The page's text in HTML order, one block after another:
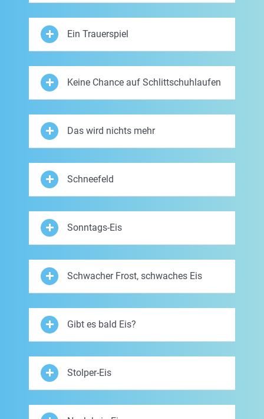
Ein Trauerspiel
Keine Chance auf Schlittschuhlaufen
Das wird nichts mehr
Schneefeld
Sonntags-Eis
Schwacher Frost, schwaches Eis
Gibt es bald Eis?
Stolper-Eis